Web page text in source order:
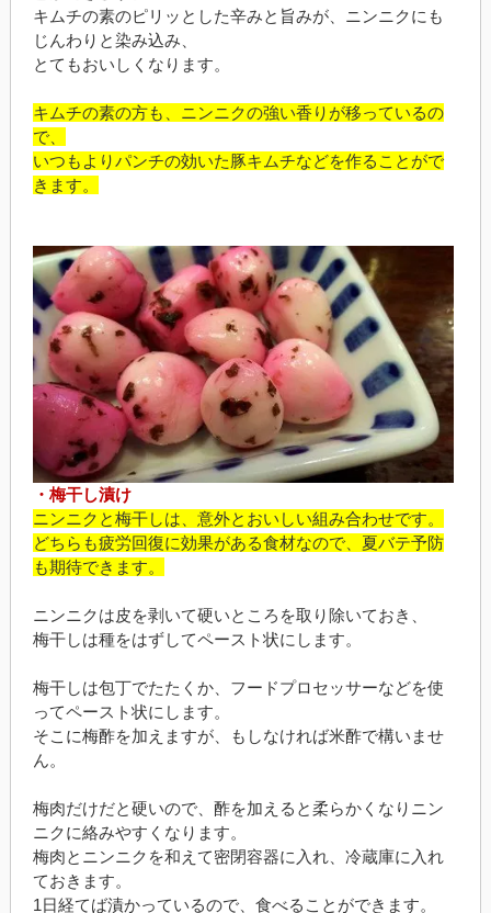
キムチの素のピリッとした辛みと旨みが、ニンニクにも
じんわりと染み込み、
とてもおいしくなります。
キムチの素の方も、ニンニクの強い香りが移っているの
で、
いつもよりパンチの効いた豚キムチなどを作ることがで
きます。
・梅干し漬け
ニンニクと梅干しは、意外とおいしい組み合わせです。
どちらも疲労回復に効果がある食材なので、夏バテ予防
も期待できます。
ニンニクは皮を剥いて硬いところを取り除いておき、
梅干しは種をはずしてペースト状にします。
梅干しは包丁でたたくか、フードプロセッサーなどを使
ってペースト状にします。
そこに梅酢を加えますが、もしなければ米酢で構いませ
ん。
梅肉だけだと硬いので、酢を加えると柔らかくなりニン
ニクに絡みやすくなります。
梅肉とニンニクを和えて密閉容器に入れ、冷蔵庫に入れ
ておきます。
1日経てば漬かっているので、食べることができます。